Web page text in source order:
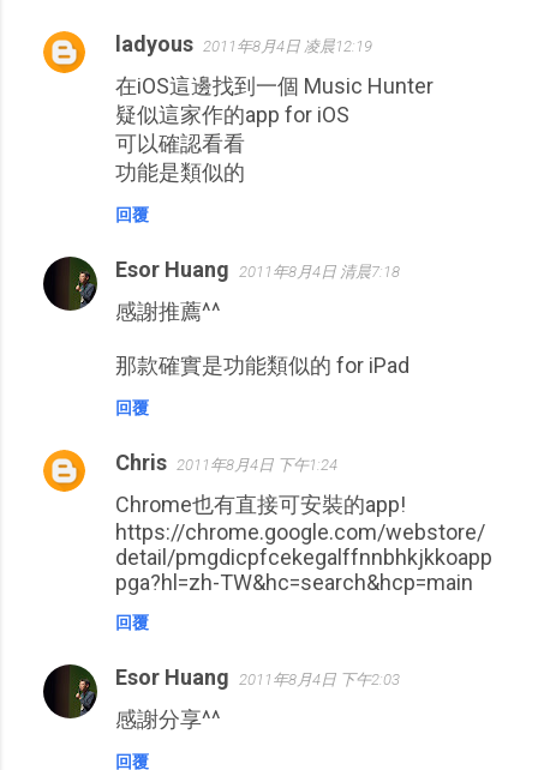
ladyous 2011年8月4日 凌晨12:19
在iOS這邊找到一個 Music Hunter
疑似這家作的app for iOS
可以確認看看
功能是類似的
回覆
Esor Huang 2011年8月4日 清晨7:18
感謝推薦^^
那款確實是功能類似的 for iPad
回覆
Chris 2011年8月4日 下午1:24
Chrome也有直接可安裝的app!
https://chrome.google.com/webstore/
detail/pmgdicpfcekegalffnnbhkjkkoapp
pga?hl=zh-TW&hc=search&hcp=main
回覆
Esor Huang 2011年8月4日 下午2:03
感謝分享^^
回覆